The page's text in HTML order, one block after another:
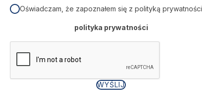
Oświadczam, że zapoznałem się z polityką prywatności
polityka prywatności
WYŚLIJ